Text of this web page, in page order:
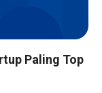
Paling Top